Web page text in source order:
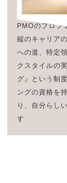
PMOのプロフ
縦のキャリア
への道、特定
クスタイルの
グ』という制
ングの資格を
り、自分らし
す